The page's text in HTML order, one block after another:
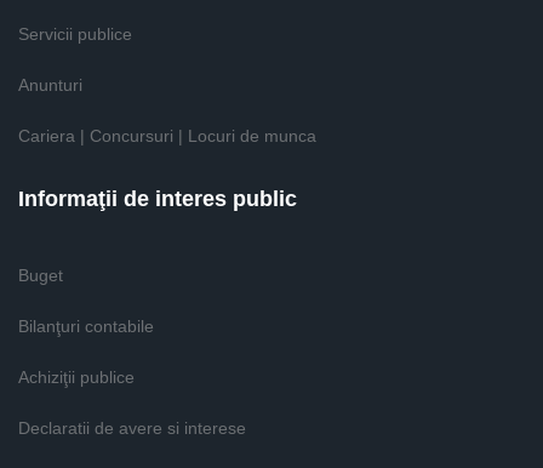
Servicii publice
Anunturi
Cariera | Concursuri | Locuri de munca
Informaţii de interes public
Buget
Bilanţuri contabile
Achiziţii publice
Declaratii de avere si interese